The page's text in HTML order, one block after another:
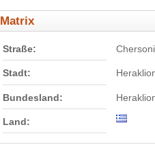
Matrix
Straße:
Stadt:
Bundesland:
Land: